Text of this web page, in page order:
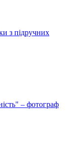
з підручних
– фотограф